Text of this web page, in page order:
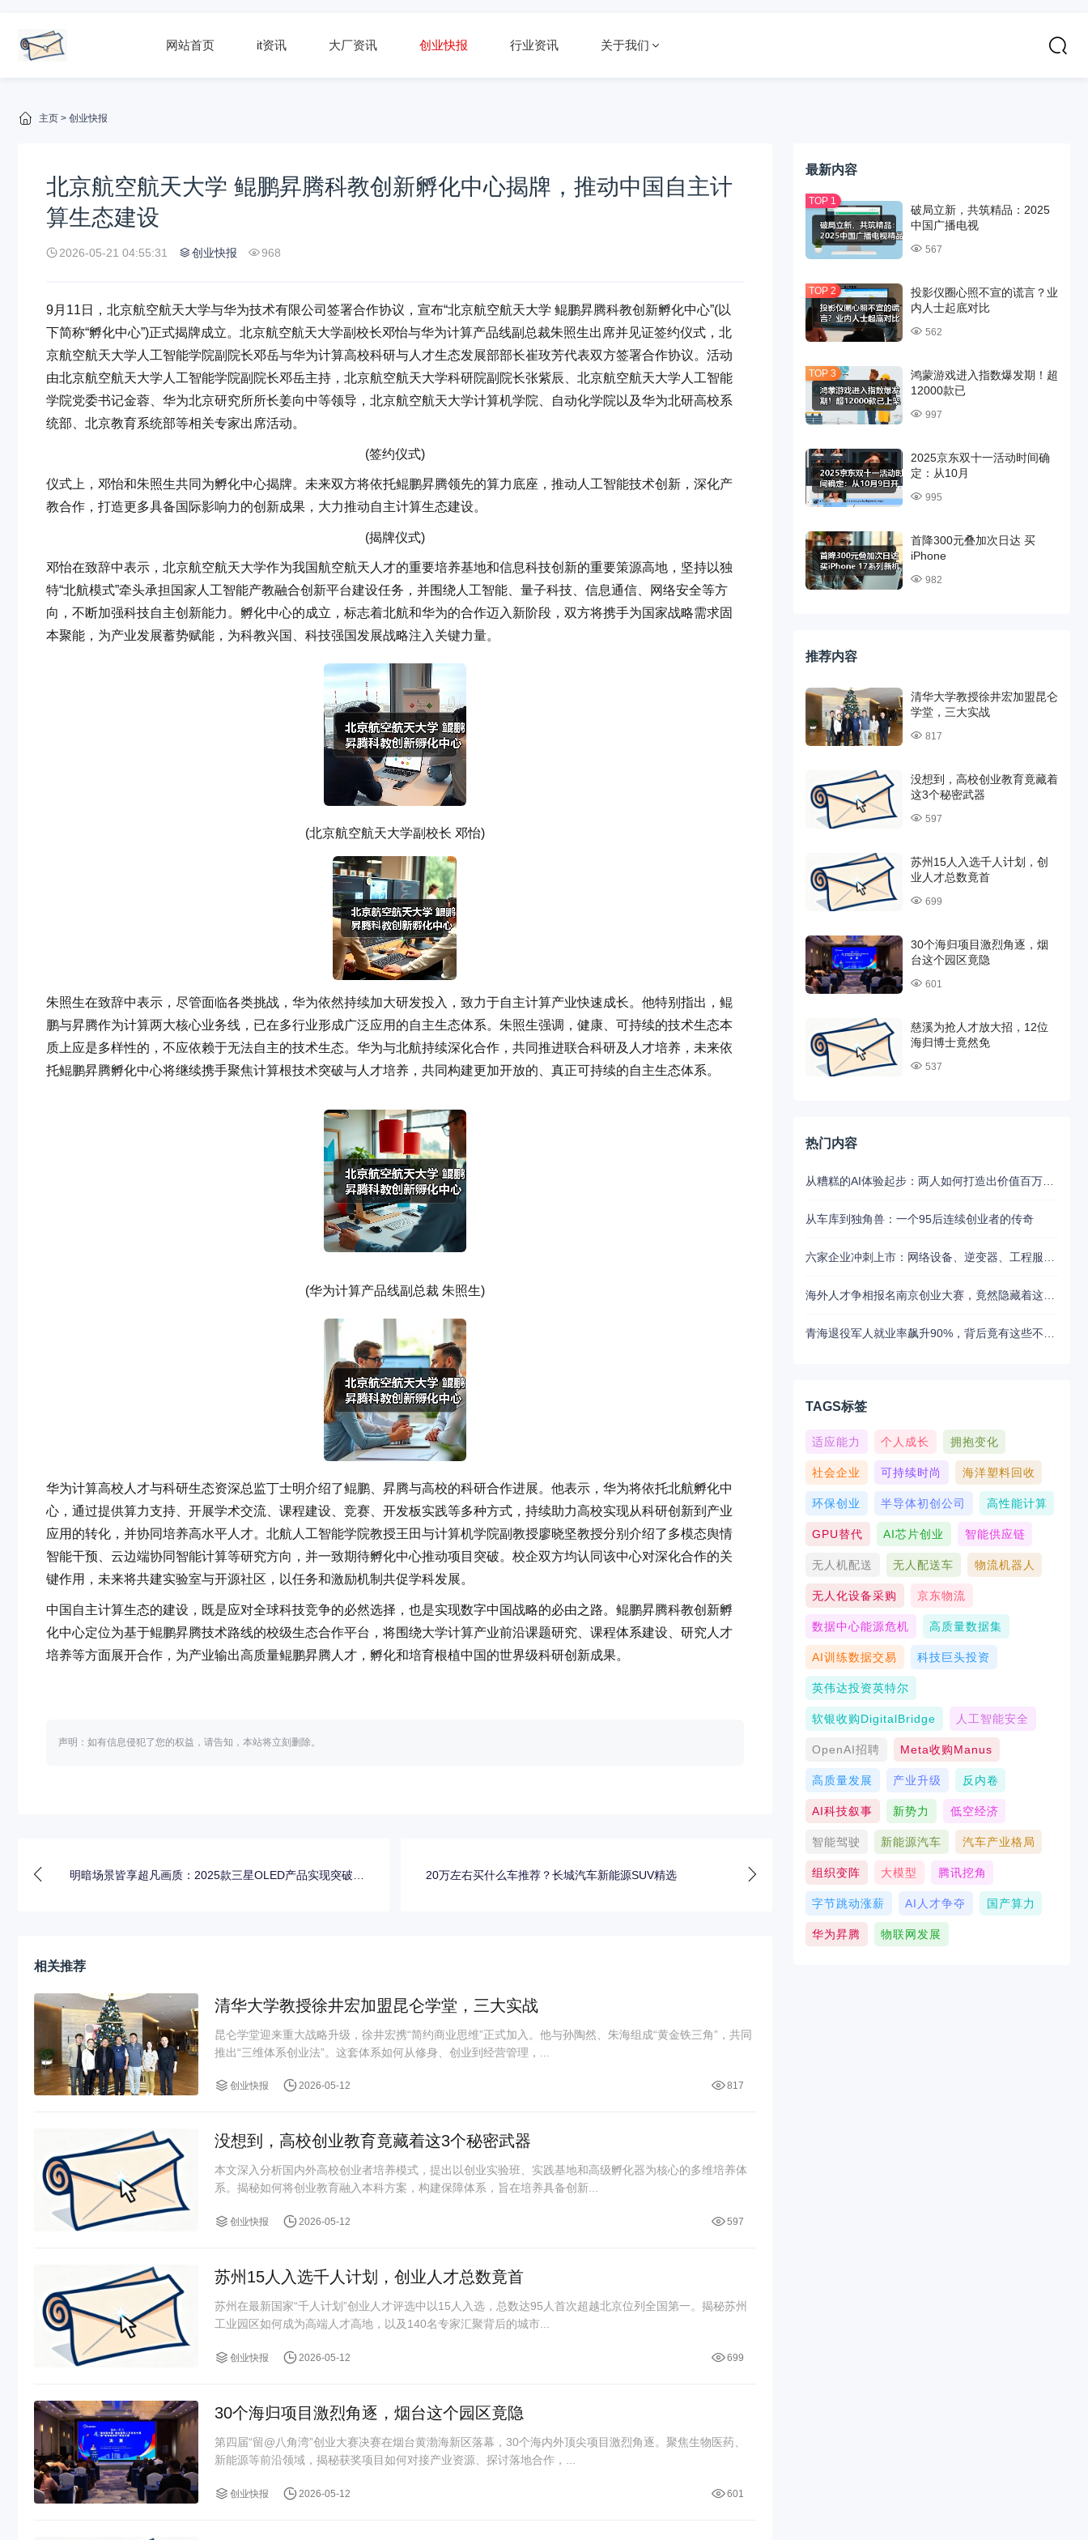
网站首页 it资讯 大厂资讯 创业快报 行业资讯 关于我们
主页 > 创业快报
北京航空航天大学 鲲鹏昇腾科教创新孵化中心揭牌，推动中国自主计
算生态建设
2026-05-21 04:55:31 创业快报 968
9月11日，北京航空航天大学与华为技术有限公司签署合作协议，宣布“北京航空航天大学 鲲鹏昇腾科教创新孵化中心”(以
下简称“孵化中心”)正式揭牌成立。北京航空航天大学副校长邓怡与华为计算产品线副总裁朱照生出席并见证签约仪式，北
京航空航天大学人工智能学院副院长邓岳与华为计算高校科研与人才生态发展部部长崔玫芳代表双方签署合作协议。活动
由北京航空航天大学人工智能学院副院长邓岳主持，北京航空航天大学科研院副院长张紫辰、北京航空航天大学人工智能
学院党委书记金蓉、华为北京研究所所长姜向中等领导，北京航空航天大学计算机学院、自动化学院以及华为北研高校系
统部、北京教育系统部等相关专家出席活动。
(签约仪式)
仪式上，邓怡和朱照生共同为孵化中心揭牌。未来双方将依托鲲鹏昇腾领先的算力底座，推动人工智能技术创新，深化产
教合作，打造更多具备国际影响力的创新成果，大力推动自主计算生态建设。
(揭牌仪式)
邓怡在致辞中表示，北京航空航天大学作为我国航空航天人才的重要培养基地和信息科技创新的重要策源高地，坚持以独
特“北航模式”牵头承担国家人工智能产教融合创新平台建设任务，并围绕人工智能、量子科技、信息通信、网络安全等方
向，不断加强科技自主创新能力。孵化中心的成立，标志着北航和华为的合作迈入新阶段，双方将携手为国家战略需求固
本聚能，为产业发展蓄势赋能，为科教兴国、科技强国发展战略注入关键力量。
(北京航空航天大学副校长 邓怡)
朱照生在致辞中表示，尽管面临各类挑战，华为依然持续加大研发投入，致力于自主计算产业快速成长。他特别指出，鲲
鹏与昇腾作为计算两大核心业务线，已在多行业形成广泛应用的自主生态体系。朱照生强调，健康、可持续的技术生态本
质上应是多样性的，不应依赖于无法自主的技术生态。华为与北航持续深化合作，共同推进联合科研及人才培养，未来依
托鲲鹏昇腾孵化中心将继续携手聚焦计算根技术突破与人才培养，共同构建更加开放的、真正可持续的自主生态体系。
(华为计算产品线副总裁 朱照生)
华为计算高校人才与科研生态资深总监丁士明介绍了鲲鹏、昇腾与高校的科研合作进展。他表示，华为将依托北航孵化中
心，通过提供算力支持、开展学术交流、课程建设、竞赛、开发板实践等多种方式，持续助力高校实现从科研创新到产业
应用的转化，并协同培养高水平人才。北航人工智能学院教授王田与计算机学院副教授廖晓坚教授分别介绍了多模态舆情
智能干预、云边端协同智能计算等研究方向，并一致期待孵化中心推动项目突破。校企双方均认同该中心对深化合作的关
键作用，未来将共建实验室与开源社区，以任务和激励机制共促学科发展。
中国自主计算生态的建设，既是应对全球科技竞争的必然选择，也是实现数字中国战略的必由之路。鲲鹏昇腾科教创新孵
化中心定位为基于鲲鹏昇腾技术路线的校级生态合作平台，将围绕大学计算产业前沿课题研究、课程体系建设、研究人才
培养等方面展开合作，为产业输出高质量鲲鹏昇腾人才，孵化和培育根植中国的世界级科研创新成果。
声明：如有信息侵犯了您的权益，请告知，本站将立刻删除。
明暗场景皆享超凡画质：2025款三星OLED产品实现突破性
20万左右买什么车推荐？长城汽车新能源SUV精选
相关推荐
清华大学教授徐井宏加盟昆仑学堂，三大实战
昆仑学堂迎来重大战略升级，徐井宏携“简约商业思维”正式加入。他与孙陶然、朱海组成“黄金铁三角”，共同
推出“三维体系创业法”。这套体系如何从修身、创业到经营管理，...
创业快报 2026-05-12 817
没想到，高校创业教育竟藏着这3个秘密武器
本文深入分析国内外高校创业者培养模式，提出以创业实验班、实践基地和高级孵化器为核心的多维培养体
系。揭秘如何将创业教育融入本科方案，构建保障体系，旨在培养具备创新...
创业快报 2026-05-12 597
苏州15人入选千人计划，创业人才总数竟首
苏州在最新国家“千人计划”创业人才评选中以15人入选，总数达95人首次超越北京位列全国第一。揭秘苏州
工业园区如何成为高端人才高地，以及140名专家汇聚背后的城市...
创业快报 2026-05-12 699
30个海归项目激烈角逐，烟台这个园区竟隐
第四届“留@八角湾”创业大赛决赛在烟台黄渤海新区落幕，30个海内外顶尖项目激烈角逐。聚焦生物医药、
新能源等前沿领域，揭秘获奖项目如何对接产业资源、探讨落地合作，...
创业快报 2026-05-12 601
最新内容
破局立新，共筑精品：2025
中国广播电视
567
投影仪圈心照不宣的谎言？业
内人士起底对比
562
鸿蒙游戏进入指数爆发期！超
12000款已
997
2025京东双十一活动时间确
定：从10月
995
首降300元叠加次日达 买
iPhone
982
推荐内容
清华大学教授徐井宏加盟昆仑
学堂，三大实战
817
没想到，高校创业教育竟藏着
这3个秘密武器
597
苏州15人入选千人计划，创
业人才总数竟首
699
30个海归项目激烈角逐，烟
台这个园区竟隐
601
慈溪为抢人才放大招，12位
海归博士竟然免
537
热门内容
从糟糕的AI体验起步：两人如何打造出价值百万美元的UX写作助手
从车库到独角兽：一个95后连续创业者的传奇
海外人才争相报名南京创业大赛，竟然隐藏着这些不为人知的秘密
TAGS标签
适应能力 个人成长 拥抱变化
社会企业 可持续时尚 海洋塑料回收
环保创业 半导体初创公司 高性能计算
GPU替代 AI芯片创业 智能供应链
无人机配送 无人配送车 物流机器人
无人化设备采购 京东物流
数据中心能源危机 高质量数据集
AI训练数据交易 科技巨头投资
英伟达投资英特尔
软银收购DigitalBridge 人工智能安全
OpenAI招聘 Meta收购Manus
高质量发展 产业升级 反内卷
AI科技叙事 新势力 低空经济
智能驾驶 新能源汽车 汽车产业格局
组织变阵 大模型 腾讯挖角
字节跳动涨薪 AI人才争夺 国产算力
华为昇腾 物联网发展